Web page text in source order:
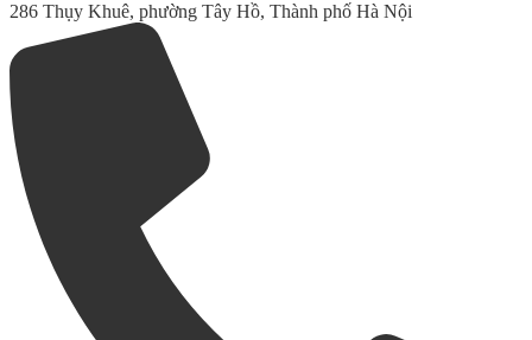
286 Thụy Khuê, phường Tây Hồ, Thành phố Hà Nội